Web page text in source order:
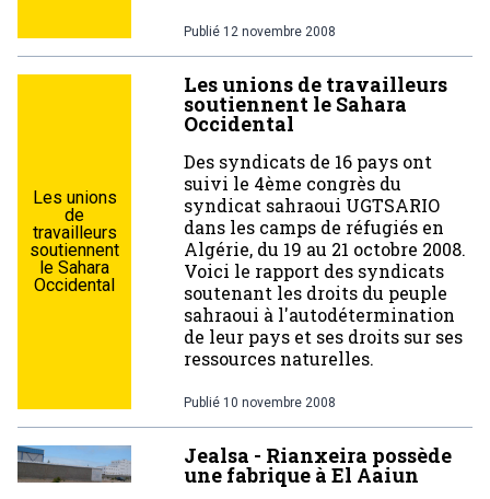
Publié 12 novembre 2008
Les unions
de
travailleurs
soutiennent
le Sahara
Occidental
Les unions de travailleurs
soutiennent le Sahara
Occidental
Des syndicats de 16 pays ont
suivi le 4ème congrès du
syndicat sahraoui UGTSARIO
dans les camps de réfugiés en
Algérie, du 19 au 21 octobre 2008.
Voici le rapport des syndicats
soutenant les droits du peuple
sahraoui à l'autodétermination
de leur pays et ses droits sur ses
ressources naturelles.
Publié 10 novembre 2008
Jealsa - Rianxeira possède
une fabrique à El Aaiun